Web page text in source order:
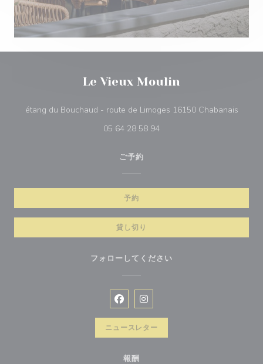
Le Vieux Moulin
étang du Bouchaud - route de Limoges 16150 Chabanais((新し
05 64 28 58 94
ご予約
予約
貸し切り
フォローしてください
Facebook ((新しいウィンドウで
Instagram ((新しいウィンド
ニュースレター
報酬